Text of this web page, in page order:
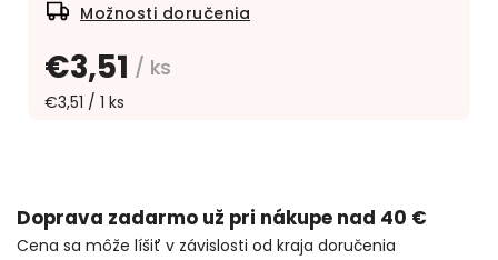
€3,51 / ks
€3,51 / 1 ks
Možnosti doručenia
Doprava zadarmo už pri nákupe nad 40 €
Cena sa môže líšiť v závislosti od kraja doručenia